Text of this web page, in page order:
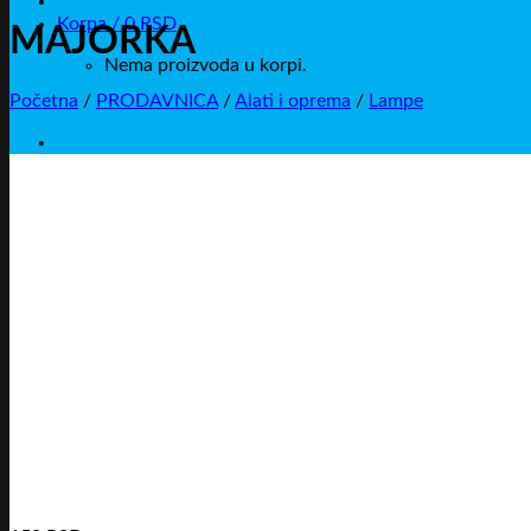
Korpa /0 RSD
Nema proizvoda u korpi.
MAJORKA
Početna / PRODAVNICA /Alati i oprema / Lampe